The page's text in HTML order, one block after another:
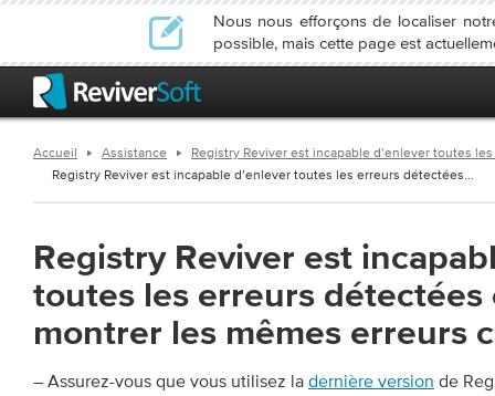
Nous nous efforçons de localiser
possible, mais cette page est
Accueil Assistance
Registry Reviver est incapable d’enlever toutes
Registry Reviver est incapable d’enlever toutes les erreurs détectées...
Registry Reviver est
toutes les erreurs détectées
montrer les mêmes erreurs
– Assurez-vous que vous utilisez la dernière version de